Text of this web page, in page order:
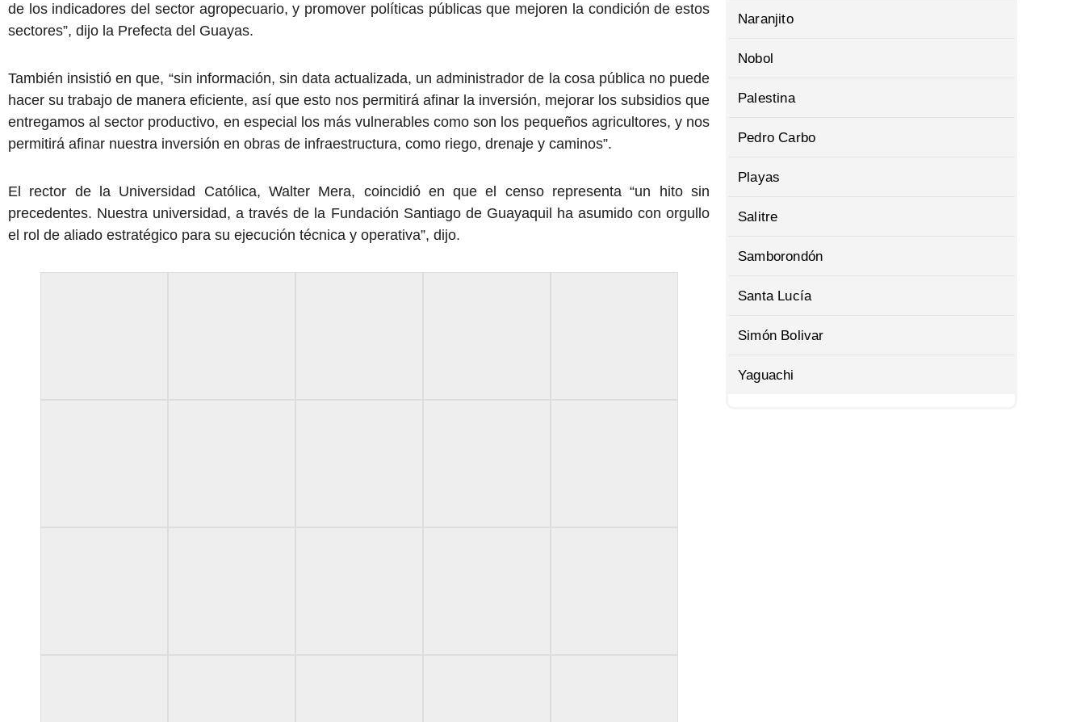
de los indicadores del sector agropecuario, y promover políticas públicas que mejoren la condición de estos
sectores”, dijo la Prefecta del Guayas.
También insistió en que, “sin información, sin data actualizada, un administrador de la cosa pública no puede
hacer su trabajo de manera eficiente, así que esto nos permitirá afinar la inversión, mejorar los subsidios que
entregamos al sector productivo, en especial los más vulnerables como son los pequeños agricultores, y nos
permitirá afinar nuestra inversión en obras de infraestructura, como riego, drenaje y caminos”.
El rector de la Universidad Católica, Walter Mera, coincidió en que el censo representa “un hito sin
precedentes. Nuestra universidad, a través de la Fundación Santiago de Guayaquil ha asumido con orgullo
el rol de aliado estratégico para su ejecución técnica y operativa”, dijo.
Naranjito
Nobol
Palestina
Pedro Carbo
Playas
Salitre
Samborondón
Santa Lucía
Simón Bolivar
Yaguachi